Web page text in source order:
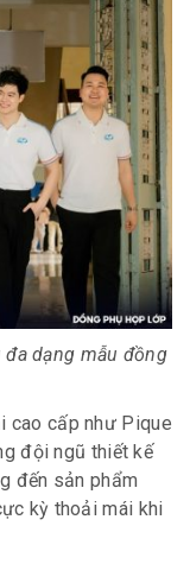
dạng mẫu đồng
cao cấp như Pique
đội ngũ thiết kế
đến sản phẩm
kỳ thoải mái khi